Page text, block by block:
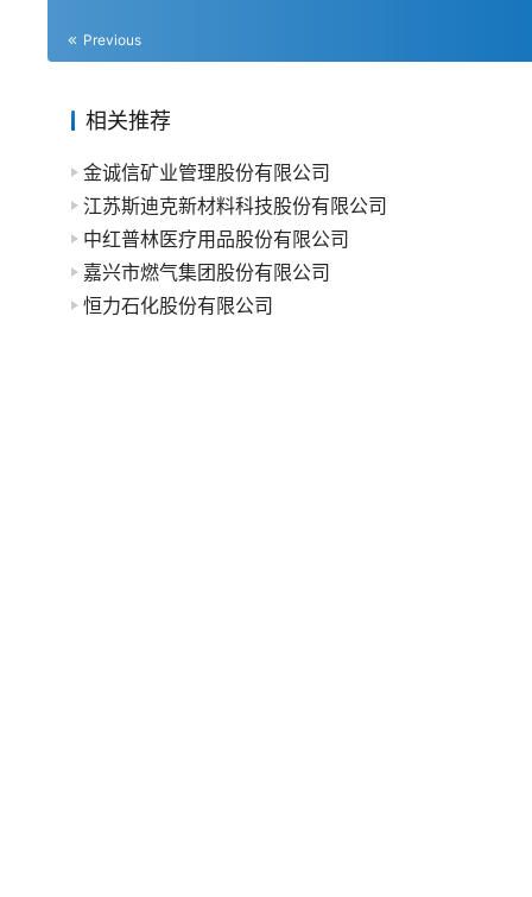
Previous
相关推荐
金诚信矿业管理股份有限公司
江苏斯迪克新材料科技股份有限公司
中红普林医疗用品股份有限公司
嘉兴市燃气集团股份有限公司
恒力石化股份有限公司